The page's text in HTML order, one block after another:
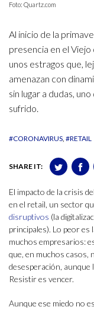
Foto: Quartz.com
Al inicio de la
presencia en el
unos estragos que,
amenazan con
sin lugar a dudas,
sufrido.
#CORONAVIRUS #RETAIL
SHARE IT:
El impacto de la crisis
en el retail, un sector
disruptivos (la
principales). Lo peor es
muchos empresarios:
que, en muchos casos,
desesperación, aunque
Resistir es vencer.
Aunque ese miedo no